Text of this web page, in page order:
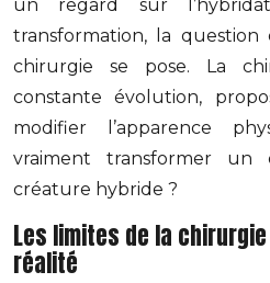
un regard sur
transformation, la question
chirurgie se pose. La
constante évolution,
modifier l’apparence
vraiment transformer
créature hybride ?
Les limites de la
réalité